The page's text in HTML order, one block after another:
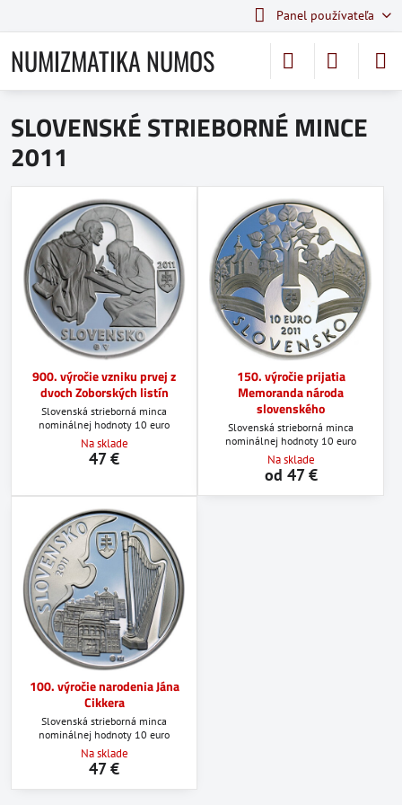
Panel používateľa
NUMIZMATIKA NUMOS
SLOVENSKÉ STRIEBORNÉ MINCE
2011
900. výročie vzniku prvej z
dvoch Zoborských listín
Slovenská strieborná minca
nominálnej hodnoty 10 euro
Na sklade
47 €
150. výročie prijatia
Memoranda národa
slovenského
Slovenská strieborná minca
nominálnej hodnoty 10 euro
Na sklade
od 47 €
100. výročie narodenia Jána
Cikkera
Slovenská strieborná minca
nominálnej hodnoty 10 euro
Na sklade
47 €